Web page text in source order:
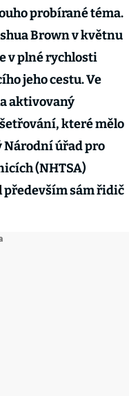
probírané téma.
Brown v květnu
v plné rychlosti
jeho cestu. Ve
aktivovaný
které mělo
úřad pro
(NHTSA)
především sám řidič